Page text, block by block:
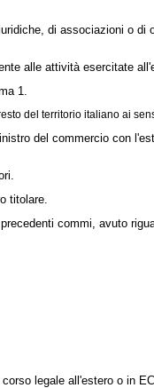
di associazioni o di
alle attività esercitate
1.
del territorio italiano ai
del commercio con
titolare.
commi, avuto
legale all'estero o in